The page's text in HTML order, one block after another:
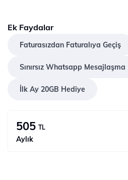
Ek Faydalar
Faturasızdan Faturalıya Geçiş
Sınırsız Whatsapp Mesajlaşma
İlk Ay 20GB Hediye
505 TL
Aylık